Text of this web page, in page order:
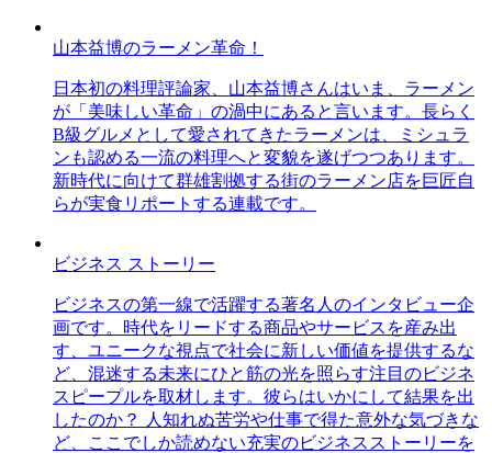
山本益博のラーメン革命！
日本初の料理評論家、山本益博さんはいま、ラーメン
が「美味しい革命」の渦中にあると言います。長らく
B級グルメとして愛されてきたラーメンは、ミシュラ
ンも認める一流の料理へと変貌を遂げつつあります。
新時代に向けて群雄割拠する街のラーメン店を巨匠自
らが実食リポートする連載です。
ビジネス ストーリー
ビジネスの第一線で活躍する著名人のインタビュー企
画です。時代をリードする商品やサービスを産み出
す、ユニークな視点で社会に新しい価値を提供するな
ど、混迷する未来にひと筋の光を照らす注目のビジネ
スピープルを取材します。彼らはいかにして結果を出
したのか？ 人知れぬ苦労や仕事で得た意外な気づきな
ど、ここでしか読めない充実のビジネスストーリーを